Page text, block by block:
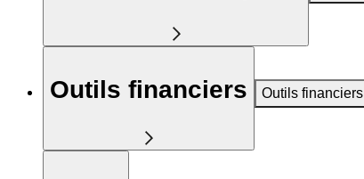
Outils financiers Outils financiers